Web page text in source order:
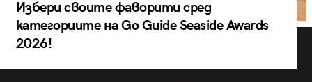
Избери своите фаворити сред
категориите на Go Guide Seaside Awards
2026!